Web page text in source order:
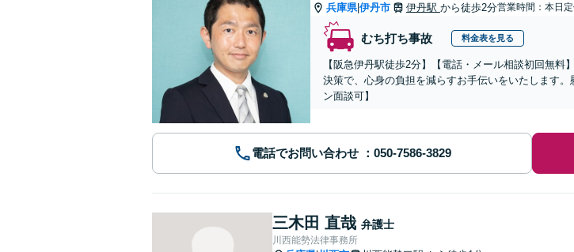
兵庫県|伊丹市 伊丹駅 から徒歩2分営業時間：本日定
むち打ち事故 料金表を見る
【阪急伊丹駅徒歩2分】【電話・メール相談初回無
決策で、心身の負担を減らすお手伝いをいたします
ン面談可】
電話でお問い合わせ
三木田 直哉 弁護士
川西能勢法律事務所